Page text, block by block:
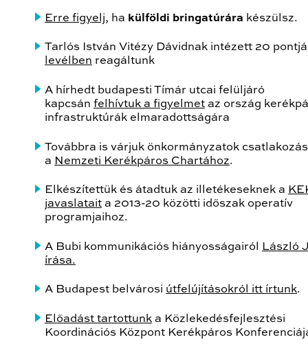
Erre figyelj, ha külföldi bringatúrára készülsz.
Tarlós István Vitézy Dávidnak intézett 20
levélben reagáltunk
A hírhedt budapesti Tímár utcai felüljáró
kapcsán felhívtuk a figyelmet az ország
infrastruktúrák elmaradottságára
Továbbra is várjuk önkormányzatok
a Nemzeti Kerékpáros Chartához.
Elkészítettük és átadtuk az illetékeseknek a
javaslatait a 2013-20 közötti időszak operatív
programjaihoz.
A Bubi kommunikációs hiányosságairól
László
írása.
A Budapest belvárosi útfelújításokról itt írtunk.
Előadást tartottunk a Közlekedésfejlesztési
Koordinációs Központ Kerékpáros